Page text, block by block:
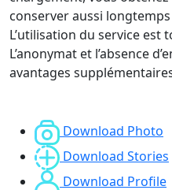
conserver aussi
L’utilisation du service est
L’anonymat et l’absence
avantages
Download Photo
Download Stories
Download Profile